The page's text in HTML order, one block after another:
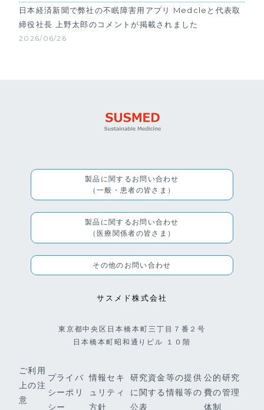
2026/06/26
日本経済新聞で弊社の不眠障害用アプリ Medcleと代表取
締役社長 上野太郎のコメントが掲載されました
製品に関するお問い合わせ
（一般・患者の皆さま）
製品に関するお問い合わせ
（医療関係者の皆さま）
その他のお問い合わせ
サスメド株式会社
東京都中央区日本橋本町三丁目７番２号
日本橋本町昭和通りビル １０階
ご利用
上の注
意
プライバ
シーポリ
シー
情報セキ
ュリティ
方針
研究資金等の提供
に関する情報等の
公表
公的研究
費の管理
体制